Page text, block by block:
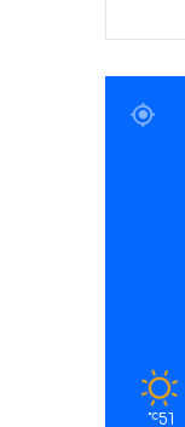
51
℃